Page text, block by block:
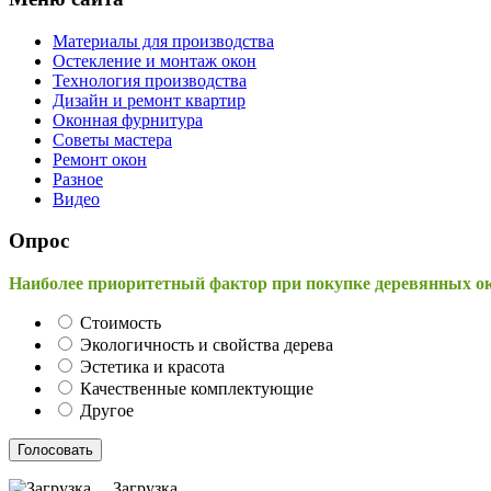
Материалы для производства
Остекление и монтаж окон
Технология производства
Дизайн и ремонт квартир
Оконная фурнитура
Советы мастера
Ремонт окон
Разное
Видео
Опрос
Наиболее приоритетный фактор при покупке деревянных
Стоимость
Экологичность и свойства дерева
Эстетика и красота
Качественные комплектующие
Другое